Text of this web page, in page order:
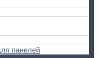
панелей